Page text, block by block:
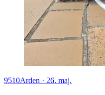
9510Arden · 26. maj.